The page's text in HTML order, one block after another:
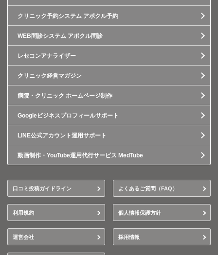
クリニック予約システム アポクル予約
WEB問診システム アポクル問診
レセコンアナライザー
クリニック経営マガジン
病院・クリニック ホームページ制作
Googleビジネスプロフィールサポート
LINE公式アカウント運用サポート
動画制作・YouTube運用代行サービス MedTube
口コミ投稿ガイドライン よくあるご質問（FAQ）
利用規約 個人情報保護方針
運営会社 採用情報